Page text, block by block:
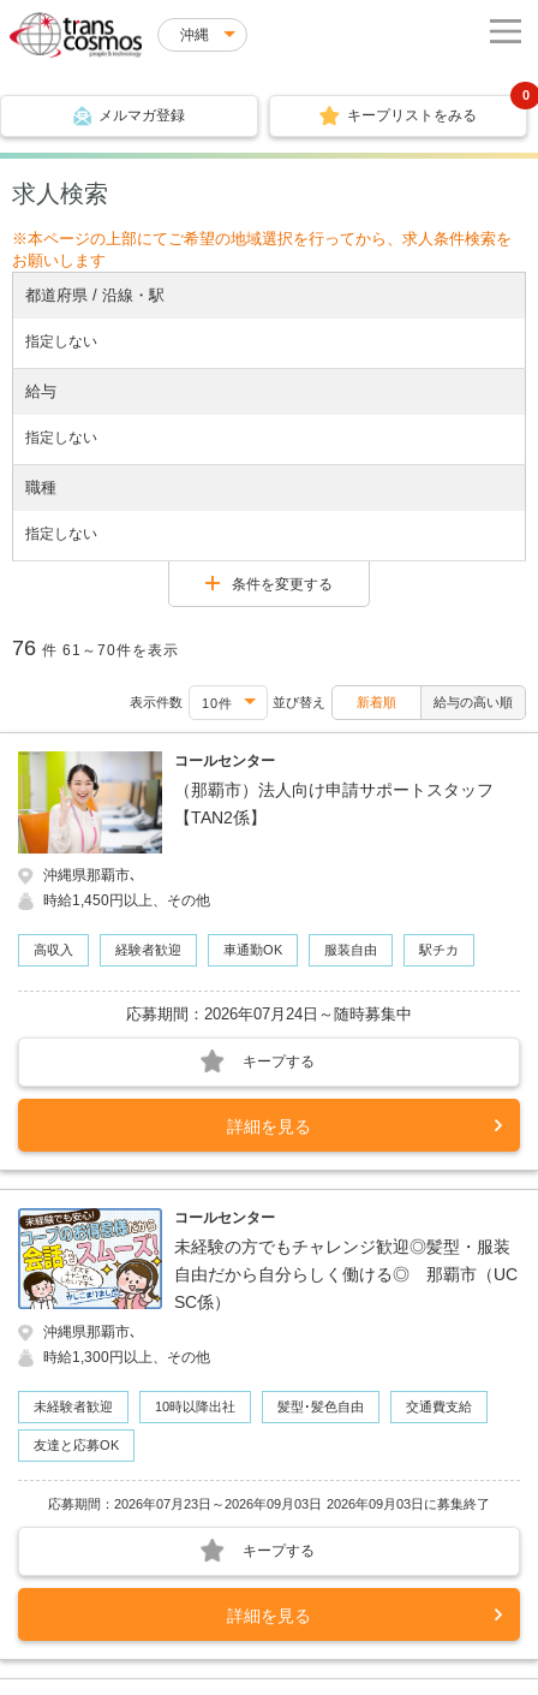
沖縄
メルマガ登録 キープリストをみる
0
求人検索
※本ページの上部にてご希望の地域選択を行ってから、求人条件検索を
お願いします
都道府県 / 沿線・駅
指定しない
給与
指定しない
職種
指定しない
条件を変更する
76 件 61～70件を表示
表示件数 並び替え 新着順 給与の高い順
コールセンター
（那覇市）法人向け申請サポートスタッフ
【TAN2係】
沖縄県那覇市､
時給1,450円以上、その他
高収入 経験者歓迎 車通勤OK 服装自由 駅チカ
応募期間：2026年07月24日～随時募集中
キープする
詳細を見る
コールセンター
未経験の方でもチャレンジ歓迎◎髪型・服装
自由だから自分らしく働ける◎ 那覇市（UC
SC係）
沖縄県那覇市､
時給1,300円以上、その他
未経験者歓迎 10時以降出社 髪型･髪色自由 交通費支給
友達と応募OK
応募期間：2026年07月23日～2026年09月03日 2026年09月03日に募集終了
キープする
詳細を見る